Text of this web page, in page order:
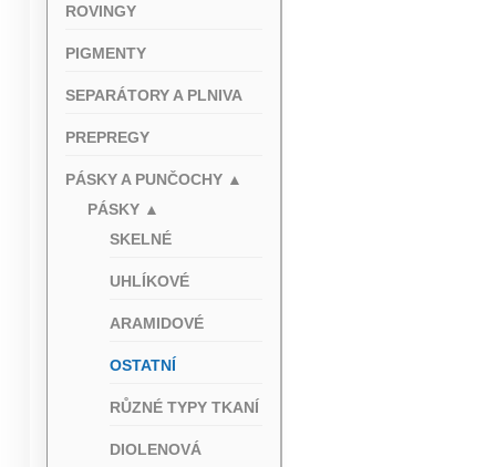
ROVINGY
PIGMENTY
SEPARÁTORY A PLNIVA
PREPREGY
PÁSKY A PUNČOCHY ▲
PÁSKY ▲
SKELNÉ
UHLÍKOVÉ
ARAMIDOVÉ
OSTATNÍ
RŮZNÉ TYPY TKANÍ
DIOLENOVÁ